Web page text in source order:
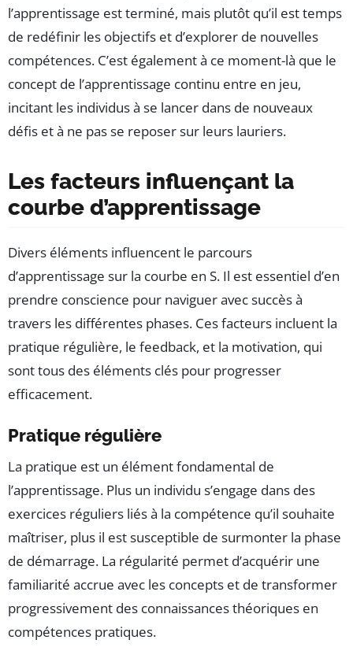
l’apprentissage est terminé, mais plutôt qu’il est temps
de redéfinir les objectifs et d’explorer de nouvelles
compétences. C’est également à ce moment-là que le
concept de l’apprentissage continu entre en jeu,
incitant les individus à se lancer dans de nouveaux
défis et à ne pas se reposer sur leurs lauriers.
Les facteurs influençant la
courbe d’apprentissage
Divers éléments influencent le parcours
d’apprentissage sur la courbe en S. Il est essentiel d’en
prendre conscience pour naviguer avec succès à
travers les différentes phases. Ces facteurs incluent la
pratique régulière, le feedback, et la motivation, qui
sont tous des éléments clés pour progresser
efficacement.
Pratique régulière
La pratique est un élément fondamental de
l’apprentissage. Plus un individu s’engage dans des
exercices réguliers liés à la compétence qu’il souhaite
maîtriser, plus il est susceptible de surmonter la phase
de démarrage. La régularité permet d’acquérir une
familiarité accrue avec les concepts et de transformer
progressivement des connaissances théoriques en
compétences pratiques.